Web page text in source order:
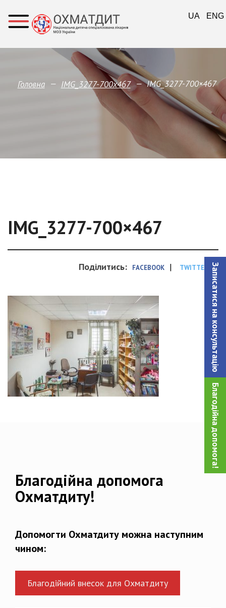
Записатися на консультацiю
Благодійна допомога!
Головна — IMG_3277-700x467 — IMG_3277-700×467
IMG_3277-700×467
Поділитись: FACEBOOK | TWITTER
Благодійна допомога
Охматдиту!
Допомогти Охматдиту можна наступним
чином:
Благодійний внесок для Охматдиту
UA ENG